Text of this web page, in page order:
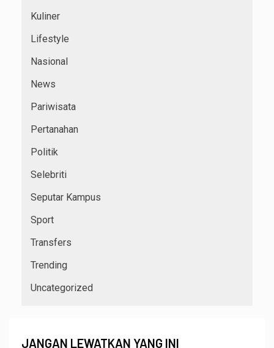
Kuliner
Lifestyle
Nasional
News
Pariwisata
Pertanahan
Politik
Selebriti
Seputar Kampus
Sport
Transfers
Trending
Uncategorized
JANGAN LEWATKAN YANG INI